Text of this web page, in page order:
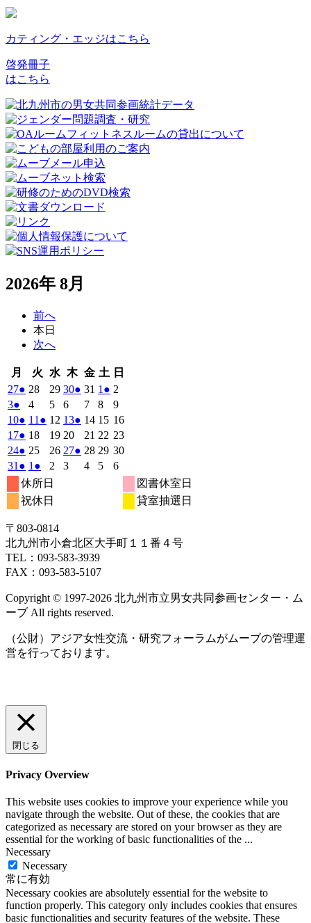
カティング・エッジはこちら
啓発冊子
はこちら
2026年 8月
前へ
本日
次へ
月
曜
日
火 火
曜
日
水 水
曜
日
木木
曜
日
金金
曜
日
土 土
曜
日
日
272026
年
7
月
27
日
● (1
件
の
イ
ベ
ン
ト)
282026
7
月
日
292026
年
7
月
29
日
302026
7
月
30
日
● (1
件
の
イ
ベ
ン
31 2026
年
7
月
31
日
1 2026
年
8
月
1
日
● (1
件
の
イ
ベ
ン
ト)
2
年
8
月
2
日
32026
年
8
月
3
日
●
件
の
イ
ベ
ン
ト)
42026
年
8
月
4
日
52026
年
8
月
5
日
62026
年
8
月
6
日
72026
年
8
月
7
日
82026
年
8
月
8
日
92026
年
8
月
9
日
102026
年
8
月
10
日
● (1
件
の
イ
ベ
ン
ト)
11 2026
11
日
● (1
件
の
イ
ベ
ン
ト)
12 2026
年
8
月
12
132026
年
8
月
● (1
件
の
イ
142026
年
8
月
14
152026
年
8
月
15
162026
8
16
172026
年
8
月
17
日
● (1
件
の
イ
ベ
ン
182026
月
18
日
192026
年
8
202026
年
21 2026
年
8
22 2026
年
232026
年
月
242026
年
8
月
24
● (1
件
の
イ
ベ
ト)
252026
年
8
月
25
262026
年
272026
● (1
件
ト)
282026
年
292026
年
302026
8
月
31 2026
年
8
月
日
● (1
件
の
イ
ベ
ン
ト)
1 2026
年
9
月
日
●
件
の
イ
ベ
ン
ト)
2 2026
日
32026
42026
52026
62026
年
9
休所日
図書休室日
祝休日
貸室抽選日
〒803‐0814
北九州市小倉北区大手町１１番４号
TEL：093‐583‐3939
FAX：093‐583‐5107
Copyright © 1997‐2026 北九州市立男女共同参画センター・ム
ーブ All rights reserved.
（公財）アジア女性交流・研究フォーラムがムーブの管理運
営を行っております。
閉じる
Privacy Overview
This website uses cookies to improve your experience while you
navigate through the website. Out of these, the cookies that are
categorized as necessary are stored on your browser as they are
essential for the working of basic functionalities of the ...
Necessary
Necessary
常に有効
Necessary cookies are absolutely essential for the website to
function properly. This category only includes cookies that ensures
basic functionalities and security features of the website. These